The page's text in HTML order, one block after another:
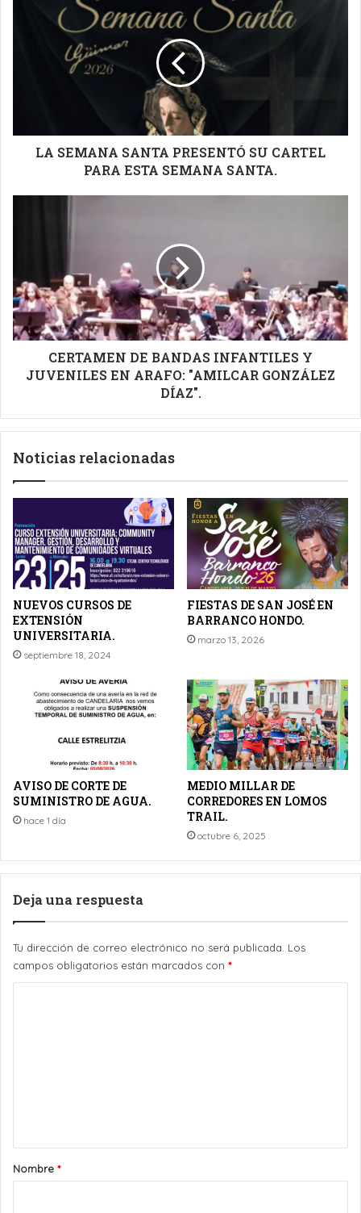
SEMANA
SANTA.LA SEMANA SANTA PRESENTÓ SU CARTEL
PARA ESTA SEMANA SANTA.
JUVENILES
EN
ARAFO:
"AMILCAR
GONZÁLEZ
DÍAZ".
CERTAMEN DE BANDAS INFANTILES Y
JUVENILES EN ARAFO: "AMILCAR GONZÁLEZ
DÍAZ".
Noticias relacionadas
NUEVOS CURSOS DE
EXTENSIÓN
UNIVERSITARIA.
septiembre 18, 2024
FIESTAS DE SAN JOSÉ EN
BARRANCO HONDO.
marzo 13, 2026
AVISO DE CORTE DE
SUMINISTRO DE AGUA.
hace 1 día
MEDIO MILLAR DE
CORREDORES EN LOMOS
TRAIL.
octubre 6, 2025
Deja una respuesta
Tu dirección de correo electrónico no será publicada. Los
campos obligatorios están marcados con *
rNombre *